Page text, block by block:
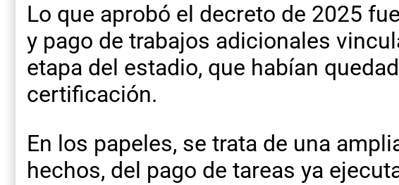
Lo que aprobó el decreto de 2025
y pago de trabajos adicionales
etapa del estadio, que habían
certificación.
En los papeles, se trata de una
hechos, del pago de tareas ya